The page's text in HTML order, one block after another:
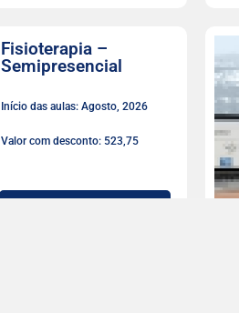
Fisioterapia –
Semipresencial
Início das aulas: Agosto, 2026
Valor com desconto: 523,75